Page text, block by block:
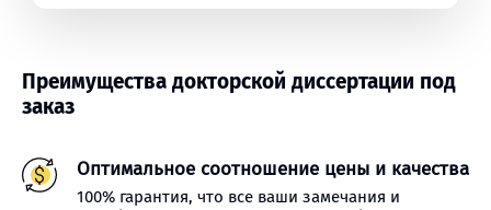
Преимущества докторской диссертации под
заказ
Оптимальное соотношение цены и качества
100% гарантия, что все ваши замечания и